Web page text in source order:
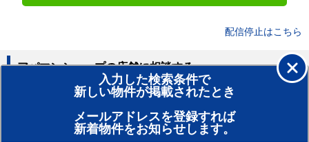
配信停止はこちら
入力した検索条件で
新しい物件が掲載されたとき
メールアドレスを登録すれば
新着物件をお知らせします。
アパマンショップの店舗に相談する
賃貸のプロがお部屋探し！
おまかせ物件リクエスト